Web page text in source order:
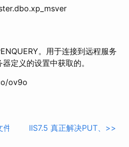
。用于连接到远程服务
定义的设置中获取的。
ov9o
sqlserver中通过osql批处理批量
IIS7.5 真正解决PUT、>>